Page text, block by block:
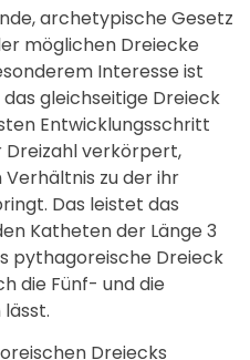
archetypische Gesetz
möglichen Dreiecke
Interesse ist
gleichseitige Dreieck
Entwicklungsschritt
verkörpert,
zu der ihr
Das leistet das
Katheten der Länge 3
pythagoreische Dreieck
die Fünf- und die
Dreiecks